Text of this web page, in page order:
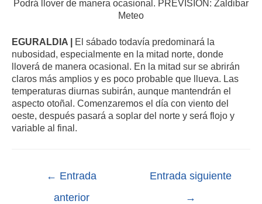
Podrá llover de manera ocasional. PREVISIÓN: Zaldibar
Meteo
EGURALDIA |
El sábado todavía predominará la
nubosidad, especialmente en la mitad norte, donde
lloverá de manera ocasional. En la mitad sur se abrirán
claros más amplios y es poco probable que llueva. Las
temperaturas diurnas subirán, aunque mantendrán el
aspecto otoñal. Comenzaremos el día con viento del
oeste, después pasará a soplar del norte y será flojo y
variable al final.
← Entrada
anterior
Entrada siguiente
→